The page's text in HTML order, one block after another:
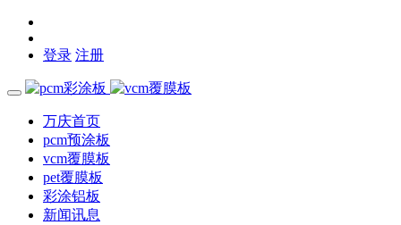
登录 注册
万庆首页
pcm预涂板
vcm覆膜板
pet覆膜板
彩涂铝板
新闻讯息